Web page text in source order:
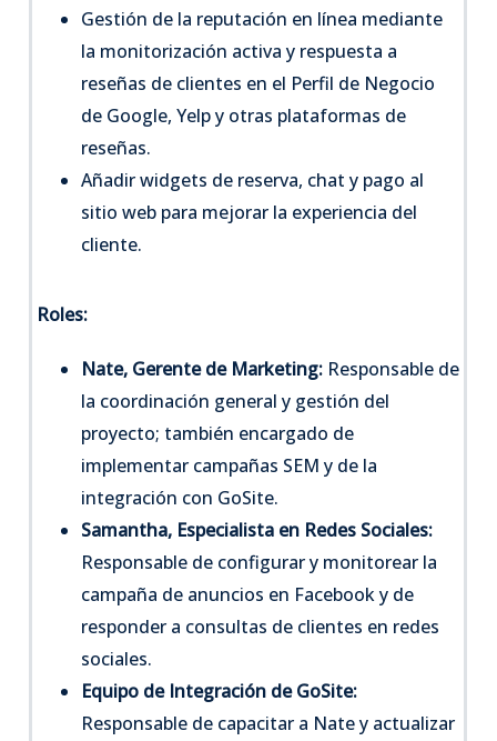
Gestión de la reputación en línea mediante
la monitorización activa y respuesta a
reseñas de clientes en el Perfil de Negocio
de Google, Yelp y otras plataformas de
reseñas.
Añadir widgets de reserva, chat y pago al
sitio web para mejorar la experiencia del
cliente.
Roles:
Nate, Gerente de Marketing: Responsable de
la coordinación general y gestión del
proyecto; también encargado de
implementar campañas SEM y de la
integración con GoSite.
Samantha, Especialista en Redes Sociales:
Responsable de configurar y monitorear la
campaña de anuncios en Facebook y de
responder a consultas de clientes en redes
sociales.
Equipo de Integración de GoSite:
Responsable de capacitar a Nate y actualizar